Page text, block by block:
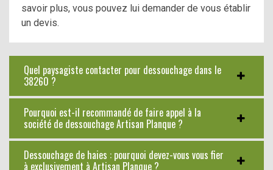
savoir plus, vous pouvez lui demander de vous établir
un devis.
Quel paysagiste contacter pour dessouchage dans le
38260 ?
Pourquoi est-il recommandé de faire appel à la
société de dessouchage Artisan Planque ?
Dessouchage de haies : pourquoi devez-vous vous fier
à exclusivement à Artisan Planque ?